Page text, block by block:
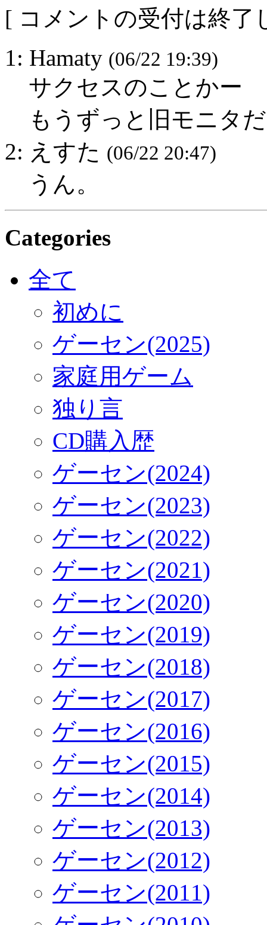
[ コメントの受付は終了
1: Hamaty (06/22 19:39)
サクセスのことかー
もうずっと旧モニタ
2: えすた (06/22 20:47)
うん。
Categories
全て
初めに
ゲーセン(2025)
家庭用ゲーム
独り言
CD購入歴
ゲーセン(2024)
ゲーセン(2023)
ゲーセン(2022)
ゲーセン(2021)
ゲーセン(2020)
ゲーセン(2019)
ゲーセン(2018)
ゲーセン(2017)
ゲーセン(2016)
ゲーセン(2015)
ゲーセン(2014)
ゲーセン(2013)
ゲーセン(2012)
ゲーセン(2011)